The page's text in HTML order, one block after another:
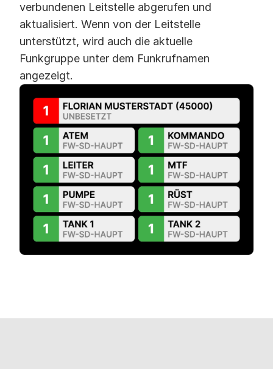
verbundenen Leitstelle abgerufen und
aktualisiert. Wenn von der Leitstelle
unterstützt, wird auch die aktuelle
Funkgruppe unter dem Funkrufnamen
angezeigt.